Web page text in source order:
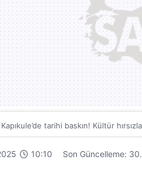
Kapıkule’de tarihi baskın! Kültür
10:10 Son Güncelleme: